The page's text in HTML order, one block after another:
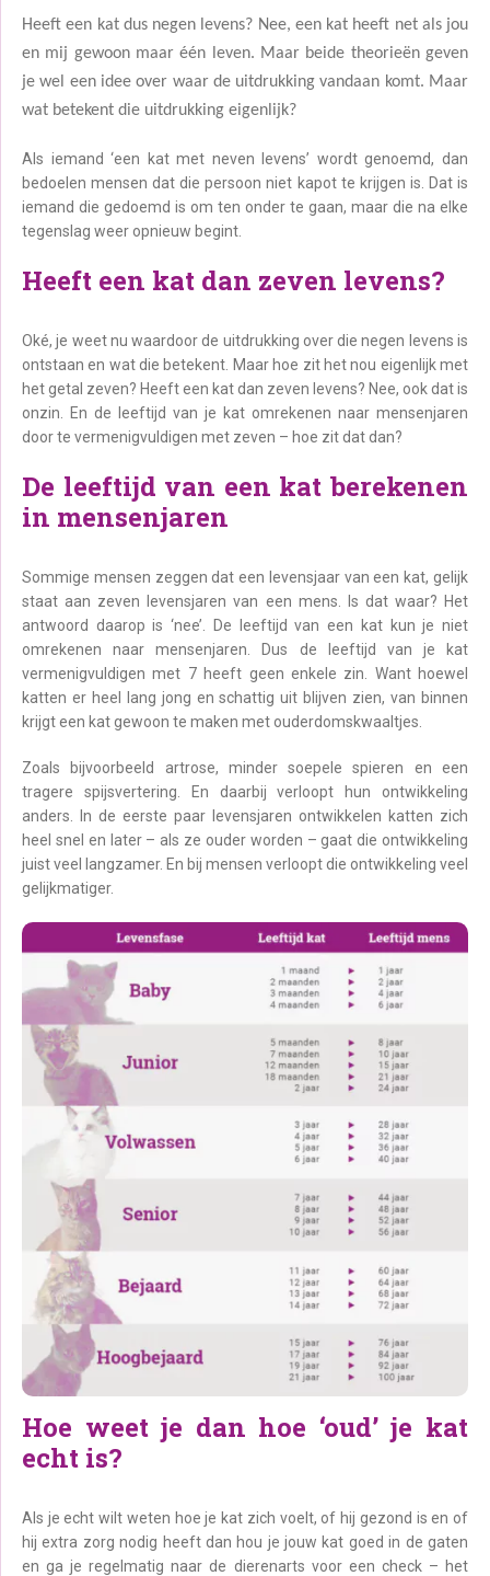
Heeft een kat dus negen levens? Nee, een kat heeft net als jou
en mij gewoon maar één leven. Maar beide theorieën geven
je wel een idee over waar de uitdrukking vandaan komt. Maar
wat betekent die uitdrukking eigenlijk?
Als iemand ‘een kat met neven levens’ wordt genoemd, dan
bedoelen mensen dat die persoon niet kapot te krijgen is. Dat is
iemand die gedoemd is om ten onder te gaan, maar die na elke
tegenslag weer opnieuw begint.
Heeft een kat dan zeven levens?
Oké, je weet nu waardoor de uitdrukking over die negen levens is
ontstaan en wat die betekent. Maar hoe zit het nou eigenlijk met
het getal zeven? Heeft een kat dan zeven levens? Nee, ook dat is
onzin. En de leeftijd van je kat omrekenen naar mensenjaren
door te vermenigvuldigen met zeven – hoe zit dat dan?
De leeftijd van een kat berekenen
in mensenjaren
Sommige mensen zeggen dat een levensjaar van een kat, gelijk
staat aan zeven levensjaren van een mens. Is dat waar? Het
antwoord daarop is ‘nee’. De leeftijd van een kat kun je niet
omrekenen naar mensenjaren. Dus de leeftijd van je kat
vermenigvuldigen met 7 heeft geen enkele zin. Want hoewel
katten er heel lang jong en schattig uit blijven zien, van binnen
krijgt een kat gewoon te maken met ouderdomskwaaltjes.
Zoals bijvoorbeeld artrose, minder soepele spieren en een
tragere spijsvertering. En daarbij verloopt hun ontwikkeling
anders. In de eerste paar levensjaren ontwikkelen katten zich
heel snel en later – als ze ouder worden – gaat die ontwikkeling
juist veel langzamer. En bij mensen verloopt die ontwikkeling veel
gelijkmatiger.
Hoe weet je dan hoe ‘oud’ je kat
echt is?
Als je echt wilt weten hoe je kat zich voelt, of hij gezond is en of
hij extra zorg nodig heeft dan hou je jouw kat goed in de gaten
en ga je regelmatig naar de dierenarts voor een check – het